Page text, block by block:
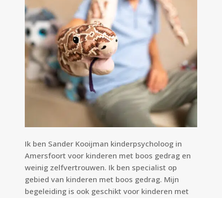
Ik ben Sander Kooijman kinderpsycholoog in
Amersfoort voor kinderen met boos gedrag en
weinig zelfvertrouwen. Ik ben specialist op
gebied van kinderen met boos gedrag. Mijn
begeleiding is ook geschikt voor kinderen met